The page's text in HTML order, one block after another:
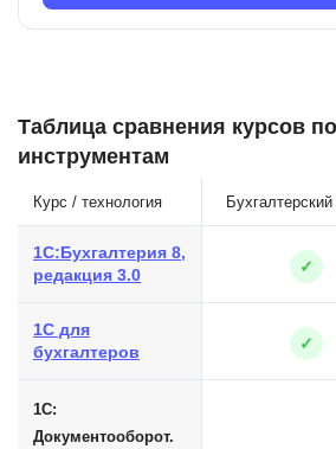
Таблица сравнения курсов
инструментам
Курс / технология
1С:Бухгалтерия 8,
редакция 3.0
✓
1С для
бухгалтеров
✓
1С:
Документооборот.